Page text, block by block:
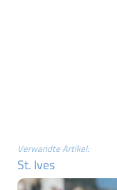
Verwandte Artikel:
St. Ives